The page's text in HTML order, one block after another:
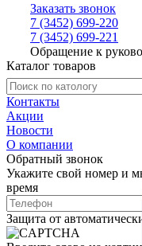
Заказать звонок
7 (3452) 699-220
7 (3452) 699-221
Обращение к
Каталог товаров
Контакты
Акции
Новости
О компании
Обратный звонок
Укажите свой номер и
время
Защита от